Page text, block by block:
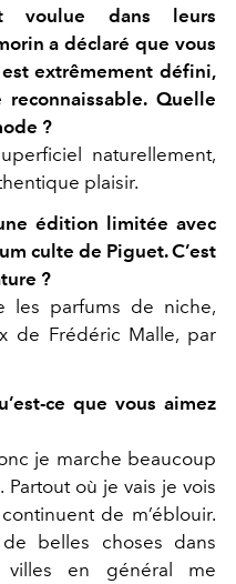
voulue dans leurs
a déclaré que vous
extrêmement défini,
Quelle
?
naturellement,
plaisir.
édition limitée avec
culte de Piguet. C’est
?
les parfums de niche,
de Frédéric Malle, par
ce que vous aimez
je marche beaucoup
où je vais je vois
de m’éblouir.
belles choses dans
villes en général me